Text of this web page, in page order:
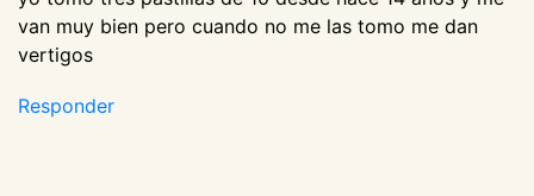
van muy bien pero cuando no me las tomo me dan
vertigos
Responder